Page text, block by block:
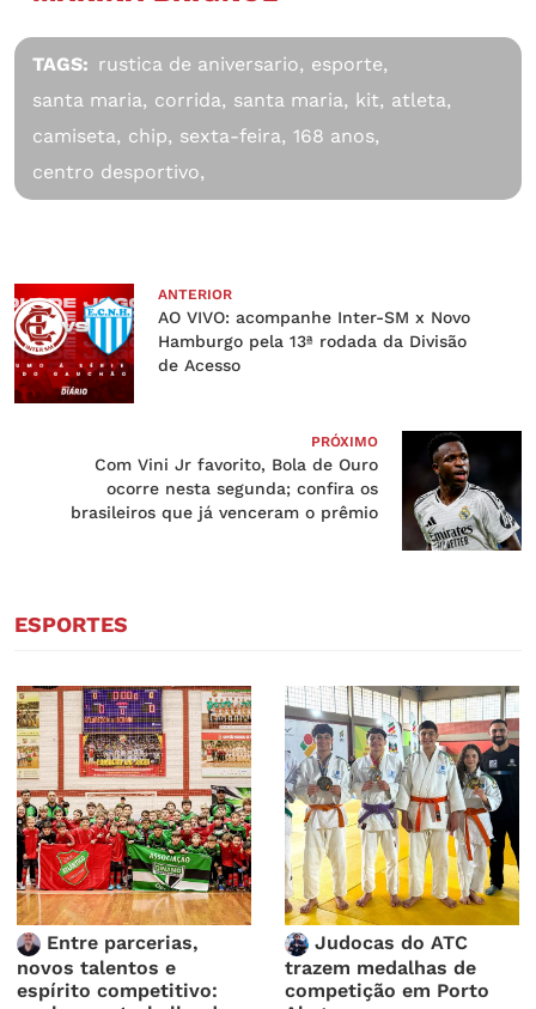
TAGS: rustica de aniversario, esporte,
santa maria, corrida, santa maria, kit, atleta,
camiseta, chip, sexta-feira, 168 anos,
centro desportivo,
ANTERIOR
AO VIVO: acompanhe Inter-SM x Novo
Hamburgo pela 13ª rodada da Divisão
de Acesso
PRÓXIMO
Com Vini Jr favorito, Bola de Ouro
ocorre nesta segunda; confira os
brasileiros que já venceram o prêmio
ESPORTES
Entre parcerias,
novos talentos e
espírito competitivo:
Judocas do ATC
trazem medalhas de
competição em Porto